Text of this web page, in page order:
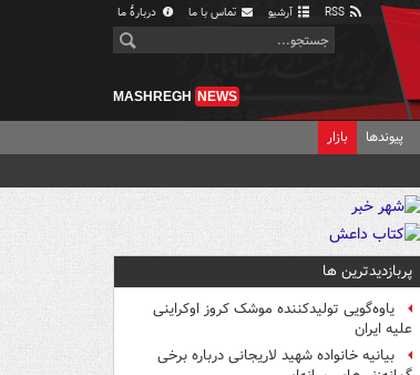
آرشیو تماس با ما دربارهٔ ما
MASHREGH NEWS
پیوندها بازار
پربازدیدترین ها
یاوه‌گویی تولیدکننده موشک کروز اوکراینی
علیه ایران
بیانیه خانواده شهید لاریجانی درباره برخی